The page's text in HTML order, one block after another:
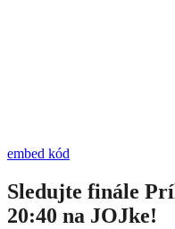
embed kód
Sledujte finále
20:40 na JOJke!